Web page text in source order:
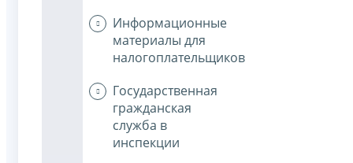
Информационные
материалы для
налогоплательщиков
Государственная
гражданская
служба в
инспекции